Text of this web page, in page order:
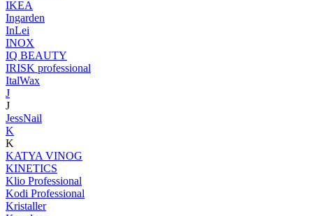
IKEA
Ingarden
InLei
INOX
IQ BEAUTY
IRISK professional
ItalWax
J
J
JessNail
K
K
KATYA VINOG
KINETICS
Klio Professional
Kodi Professional
Kristaller